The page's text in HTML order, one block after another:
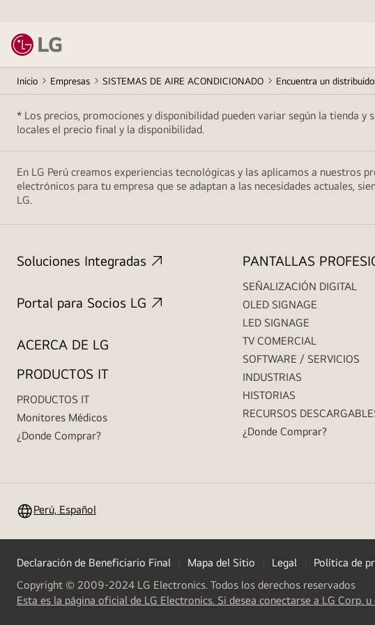
Inicio Empresas SISTEMAS DE AIRE ACONDICIONADO Encuentra un
* Los precios, promociones y disponibilidad pueden variar según la tienda
locales el precio final y la disponibilidad.
En LG Perú creamos experiencias tecnológicas y las aplicamos a
electrónicos para tu empresa que se adaptan a las necesidades actuales,
LG.
Soluciones Integradas
Portal para Socios LG
ACERCA DE LG
PRODUCTOS IT
PRODUCTOS IT
Monitores Médicos
¿Donde Comprar?
PANTALLAS
SEÑALIZACIÓN DIGITAL
OLED SIGNAGE
LED SIGNAGE
TV COMERCIAL
SOFTWARE / SERVICIOS
INDUSTRIAS
HISTORIAS
RECURSOS
¿Donde Comprar?
Perú, Español
Declaración de Beneficiario Final Mapa del Sitio Legal Política de
Copyright © 2009-2024 LG Electronics. Todos los derechos reservados
Esta es la página oficial de LG Electronics. Si desea conectarse a LG Corp.